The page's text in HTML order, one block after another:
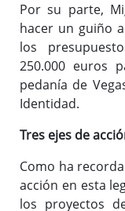
Por su parte,
hacer un guiño
los
250.000 euros
pedanía de
Identidad.
Tres ejes de
Como ha
acción en esta
los proyectos